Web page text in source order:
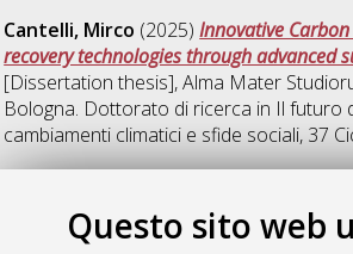
Questo sito web
Cantelli, Mirco (2025)Innovative
recovery technologies through advanced
[Dissertation thesis], Alma Mater
Bologna. Dottorato di ricerca in Il futuro
cambiamenti climatici e sfide sociali, 37
2026